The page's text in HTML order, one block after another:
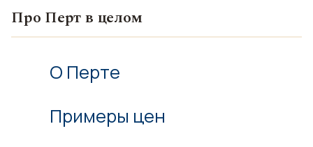
Про Перт в целом
О Перте
Примеры цен